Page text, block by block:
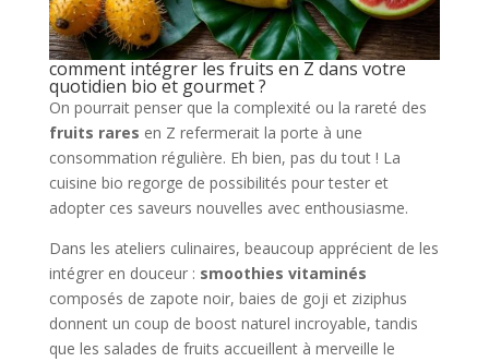
comment intégrer les fruits en Z dans votre
quotidien bio et gourmet ?
On pourrait penser que la complexité ou la rareté des
fruits rares en Z refermerait la porte à une
consommation régulière. Eh bien, pas du tout ! La
cuisine bio regorge de possibilités pour tester et
adopter ces saveurs nouvelles avec enthousiasme.
Dans les ateliers culinaires, beaucoup apprécient de les
intégrer en douceur : smoothies vitaminés
composés de zapote noir, baies de goji et ziziphus
donnent un coup de boost naturel incroyable, tandis
que les salades de fruits accueillent à merveille le